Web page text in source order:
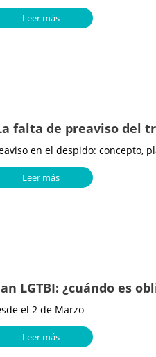
Leer más
falta de preaviso del
en el despido: concepto,
Leer más
LGTBI: ¿cuándo es
el 2 de Marzo
Leer más